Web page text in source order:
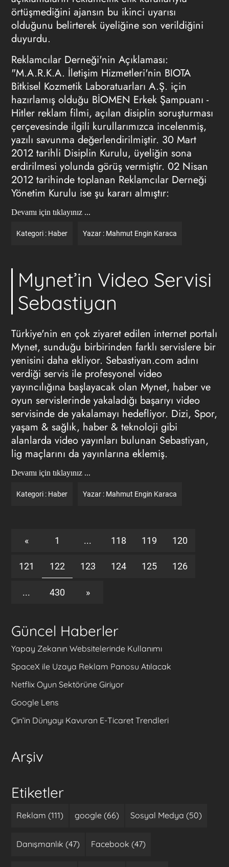
örtüşmediğini ajansın bu ikinci uyarısı
olduğunu belirterek üyeliğine son verildiğini
duyurdu.
Reklamcılar Derneği'nin Açıklaması:
"M.A.R.K.A. İletişim Hizmetleri'nin BIOTA
Bitkisel Kozmetik Laboratuarları A.Ş. için
hazırlamış olduğu BİOMEN Erkek Şampuanı -
Hitler reklam filmi, açılan disiplin soruşturması
çerçevesinde ilgili kurullarımızca incelenmiş,
yazılı savunma değerlendirilmiştir. 30 Mart
2012 tarihli Disiplin Kurulu, üyeliğin sona
erdirilmesi yolunda görüş vermiştir. 02 Nisan
2012 tarihinde toplanan Reklamcılar Derneği
Yönetim Kurulu ise şu kararı almıştır:
Devamı için tıklayınız ...
Kategori : Haber Yazar : Mahmut Engin Karaca
Mynet’in Video Servisi
Sebastiyan
Türkiye'nin en çok ziyaret edilen internet portalı
Mynet, sunduğu birbirinden farklı servislere bir
yenisini daha ekliyor. Sebastiyan.com adını
verdiği servis ile profesyonel video
yayıncılığına başlayacak olan Mynet, haber ve
oyun servislerinde yakaladığı başarıyı video
servisinde de yakalamayı hedefliyor. Dizi, Spor,
yaşam & sağlık, haber & teknoloji gibi
alanlarda video yayınları bulunan Sebastiyan,
lig maçlarını da yayınlarına eklemiş.
Devamı için tıklayınız ...
Kategori : Haber Yazar : Mahmut Engin Karaca
« 1 ... 118 119 120
121 122 123 124 125 126
... 430 »
Güncel Haberler
Yapay Zekanın Websitelerinde Kullanımı
SpaceX ile Uzaya Reklam Panosu Atılacak
Netflix Oyun Sektörüne Giriyor
Google Lens
Çin’in Dünyayı Kavuran E-Ticaret Trendleri
Arşiv
Etiketler
Reklam (111) google (66) Sosyal Medya (50)
Danışmanlık (47) Facebook (47)